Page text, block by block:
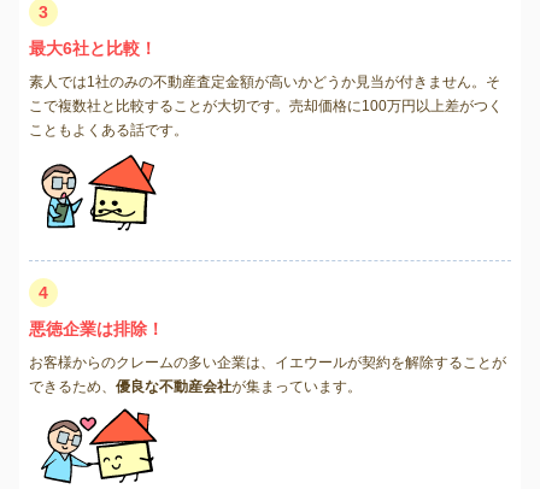
3
最大6社と比較！
素人では1社のみの不動産査定金額が高いかどうか見当が付きません。そ
こで複数社と比較することが大切です。売却価格に100万円以上差がつく
こともよくある話です。
4
悪徳企業は排除！
お客様からのクレームの多い企業は、イエウールが契約を解除することが
できるため、 優良な不動産会社が集まっています。